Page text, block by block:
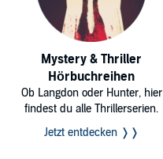
Mystery & Thriller
Hörbuchreihen
Ob Langdon oder Hunter, hier
findest du alle Thrillerserien.
Jetzt entdecken ❭❭